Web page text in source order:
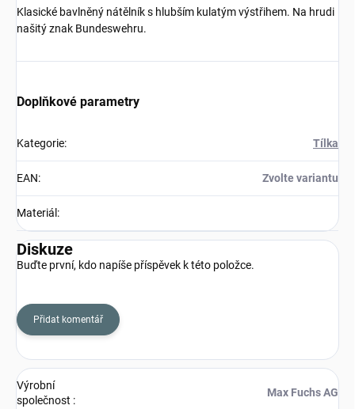
Klasické bavlněný nátělník s hlubším kulatým výstřihem. Na hrudi
našitý znak Bundeswehru.
Doplňkové parametry
Kategorie: Tílka
EAN: Zvolte variantu
Materiál :
Diskuze
Buďte první, kdo napíše příspěvek k této položce.
Přidat komentář
Výrobní
společnost :
Max Fuchs AG